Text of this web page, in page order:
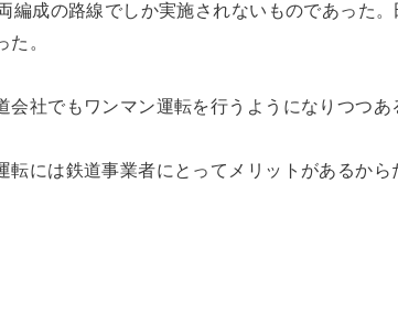
編成の路線でしか実施されないものであった
。
会社でもワンマン運転を行うようになりつつあ
には鉄道事業者にとってメリットがあるから